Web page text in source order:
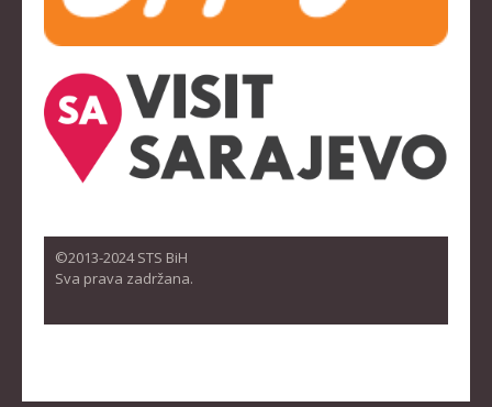
©2013-2024 STS BiH
Sva prava zadržana.